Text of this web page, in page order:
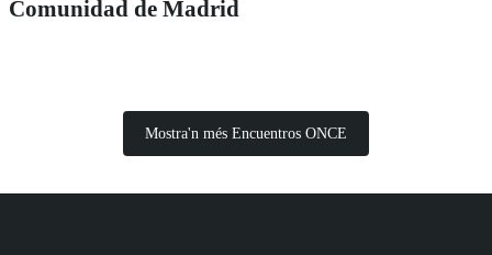
Comunidad de Madrid
Mostra'n més Encuentros ONCE